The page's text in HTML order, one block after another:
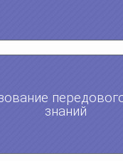
знаний